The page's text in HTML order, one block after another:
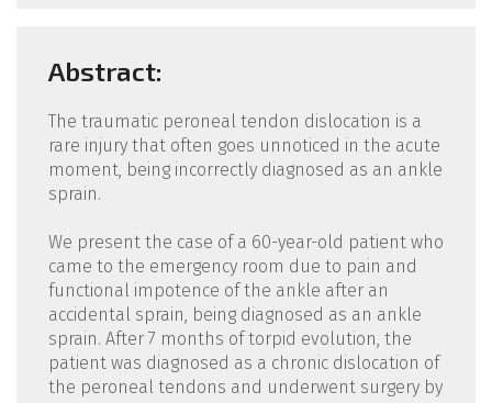
Abstract:
The traumatic peroneal tendon dislocation is a
rare injury that often goes unnoticed in the acute
moment, being incorrectly diagnosed as an ankle
sprain.
We present the case of a 60-year-old patient who
came to the emergency room due to pain and
functional impotence of the ankle after an
accidental sprain, being diagnosed as an ankle
sprain. After 7 months of torpid evolution, the
patient was diagnosed as a chronic dislocation of
the peroneal tendons and underwent surgery by